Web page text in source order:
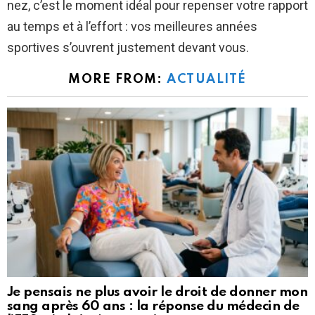
nez, c’est le moment idéal pour repenser votre rapport
au temps et à l’effort : vos meilleures années
sportives s’ouvrent justement devant vous.
MORE FROM:ACTUALITÉ
Je pensais ne plus avoir le droit de donner mon
sang après 60 ans : la réponse du médecin de